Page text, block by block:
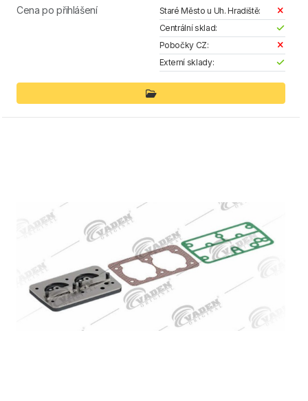
Cena po přihlášení
Staré Město u Uh. Hradiště:
Centrální sklad:
Pobočky CZ:
Externí sklady: